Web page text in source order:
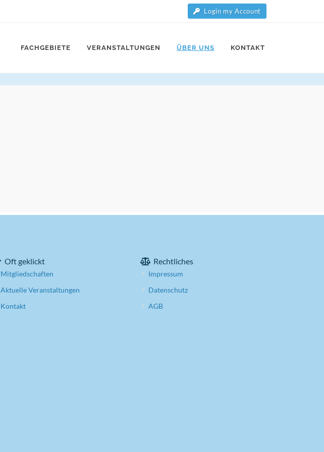
Login my Account
FACHGEBIETE VERANSTALTUNGEN ÜBER UNS KONTAKT
Oft geklickt
Mitgliedschaften
Aktuelle Veranstaltungen
Kontakt
Rechtliches
Impressum
Datenschutz
AGB